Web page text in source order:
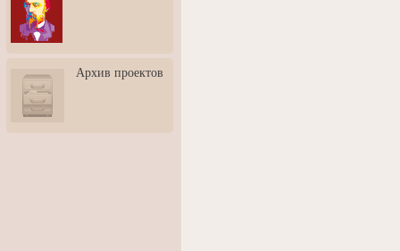
3: Обусловленности
человека и их влияние на
карьеру
скульптором Дмитрием
Тугариновым
АртБульвар в День города
Архив проектов